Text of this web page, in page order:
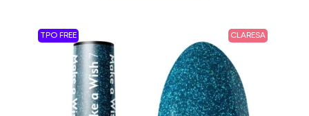
TPO FREE CLARESA